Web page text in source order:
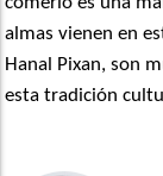
almas vienen en
Hanal Pixan, son
esta tradición